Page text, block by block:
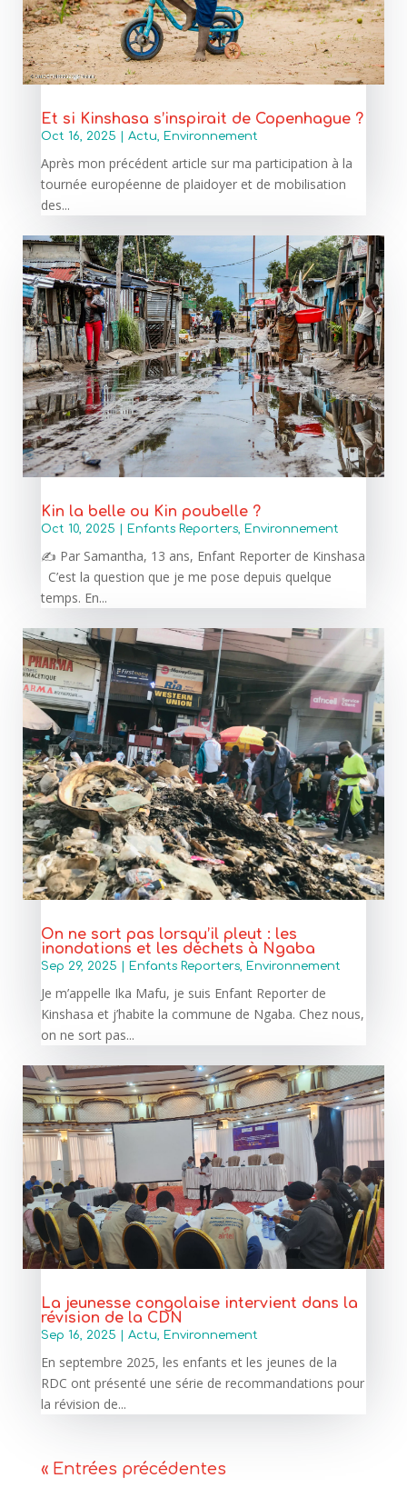
Et si Kinshasa s’inspirait de Copenhague ?
Oct 16, 2025 Actu, Environnement
Après mon précédent article sur ma participation à la
tournée européenne de plaidoyer et de mobilisation
des...
Kin la belle ou Kin poubelle ?
Oct 10, 2025 | Enfants Reporters, Environnement
✍️ Par Samantha, 13 ans, Enfant Reporter de Kinshasa
C’est la question que je me pose depuis quelque
temps. En...
On ne sort pas lorsqu’il pleut : les
inondations et les déchets à Ngaba
Sep 29, 2025 | Enfants Reporters, Environnement
Je m’appelle Ika Mafu, je suis Enfant Reporter de
Kinshasa et j’habite la commune de Ngaba. Chez nous,
on ne sort pas...
La jeunesse congolaise intervient dans la
révision de la CDN
Sep 16, 2025 Actu, Environnement
En septembre 2025, les enfants et les jeunes de la
RDC ont présenté une série de recommandations pour
la révision de...
« Entrées précédentes